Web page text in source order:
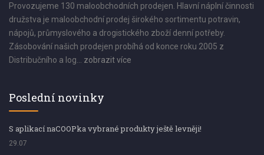
Provozujeme 130 maloobchodních prodejen. Hlavní náplní činnosti
družstva je maloobchodní prodej širokého sortimentu potravin,
nápojů, průmyslového a drogistického zboží denní potřeby.
Zásobování našich prodejen probíhá od konce roku 2005 z
Distribučního a log... zobrazit více
Poslední novinky
S aplikací naCOOPka vybrané produkty ještě levněji!
29.07